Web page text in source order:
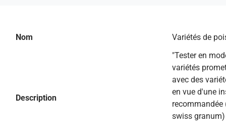
Nom Variétés de
Description
"Tester en
variétés
avec des
en vue d'une
recommandée
swiss granum)